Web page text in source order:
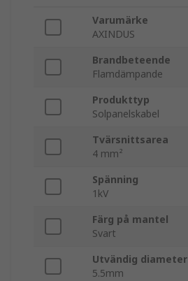
Varumärke
AXINDUS
Brandbeteende
Flamdämpande
Produkttyp
Solpanelskabel
Tvärsnittsarea
4 mm²
Spänning
1kV
Färg på mantel
Svart
Utvändig diameter
5.5mm